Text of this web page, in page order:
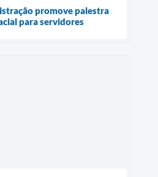
promove palestra
para servidores